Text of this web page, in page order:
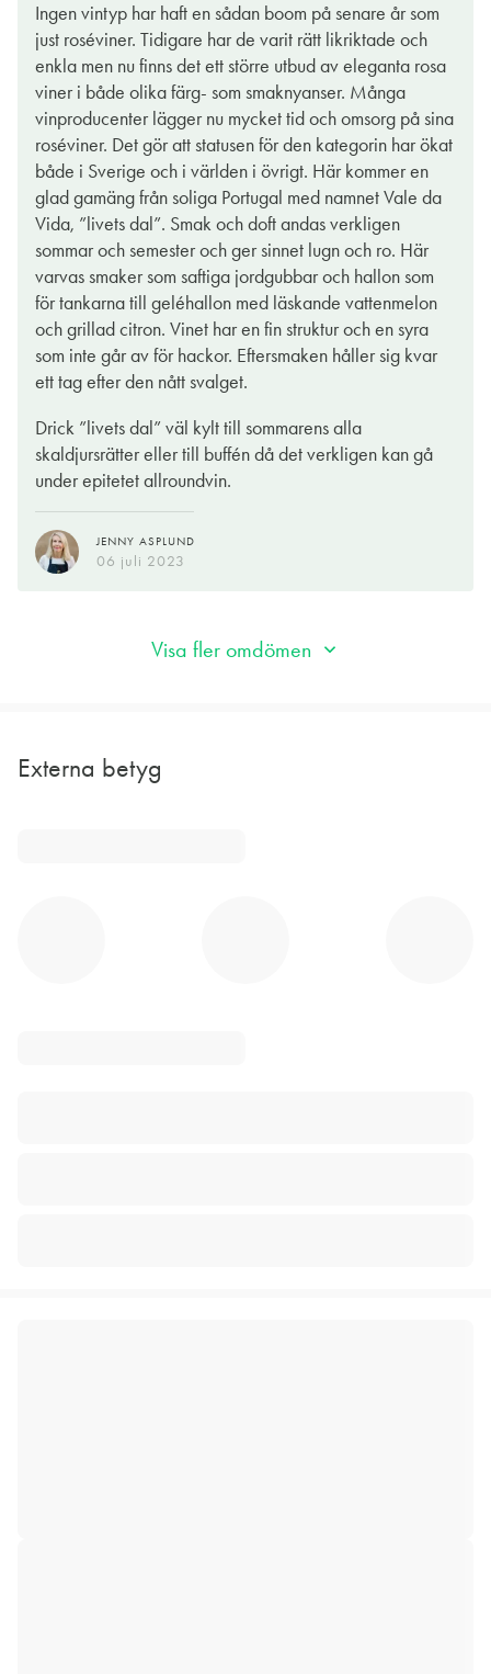
Ingen vintyp har haft en sådan boom på senare år som
just roséviner. Tidigare har de varit rätt likriktade och
enkla men nu finns det ett större utbud av eleganta rosa
viner i både olika färg- som smaknyanser. Många
vinproducenter lägger nu mycket tid och omsorg på sina
roséviner. Det gör att statusen för den kategorin har ökat
både i Sverige och i världen i övrigt. Här kommer en
glad gamäng från soliga Portugal med namnet Vale da
Vida, ”livets dal”. Smak och doft andas verkligen
sommar och semester och ger sinnet lugn och ro. Här
varvas smaker som saftiga jordgubbar och hallon som
för tankarna till geléhallon med läskande vattenmelon
och grillad citron. Vinet har en fin struktur och en syra
som inte går av för hackor. Eftersmaken håller sig kvar
ett tag efter den nått svalget.
Drick ”livets dal” väl kylt till sommarens alla
skaldjursrätter eller till buffén då det verkligen kan gå
under epitetet allroundvin.
JENNY ASPLUND
06 juli 2023
fläkt av både röda bär, tropisk stenfrukt som aprikos och
persika, gula plommon samt örtiga undertoner. Vinet är
fjäderlätt, torrt och balanserat med fräsch syra, lite smörig
munkänsla och karaktär av vinbär, nektarin, blodgrape,
lakritsrot och ett avslut med ett knippe färska gröna örter.
Vale da Vida Rosé är mycket läskande och gott att njuta kallt
en solig dag rakt upp och ner men passar även toppen till
landgången, skaldjursfrossan, salladen med grillost,
granatäpple ,grapefruktfiléer samt örtig vineagrette eller till
halstrad röding med grön sparris och skarpsås. Vinho rosé!
EVA WECKSTRÖM
03 juli 2023
Visa fler omdömen
Externa betyg